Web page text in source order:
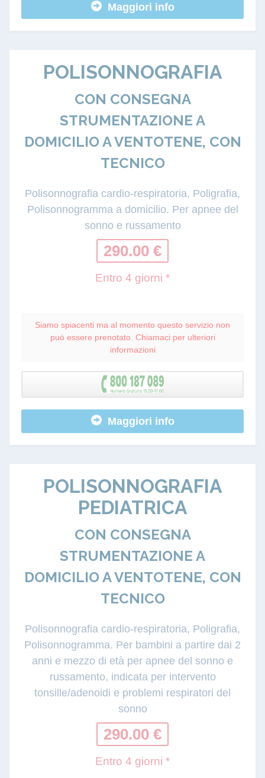
Maggiori info
POLISONNOGRAFIA
CON CONSEGNA
STRUMENTAZIONE A
DOMICILIO A VENTOTENE, CON
TECNICO
Polisonnografia cardio-respiratoria, Poligrafia,
Polisonnogramma a domicilio. Per apnee del
sonno e russamento
290.00 €
Entro 4 giorni *
Siamo spiacenti ma al momento questo servizio non
può essere prenotato. Chiamaci per ulteriori
informazioni
Maggiori info
POLISONNOGRAFIA
PEDIATRICA
CON CONSEGNA
STRUMENTAZIONE A
DOMICILIO A VENTOTENE, CON
TECNICO
Polisonnografia cardio-respiratoria, Poligrafia,
Polisonnogramma. Per bambini a partire dai 2
anni e mezzo di età per apnee del sonno e
russamento, indicata per intervento
tonsille/adenoidi e problemi respiratori del
sonno
290.00 €
Entro 4 giorni *